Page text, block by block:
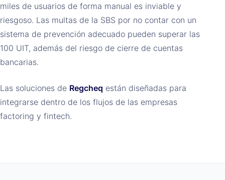
miles de usuarios de forma manual es inviable y
riesgoso. Las multas de la SBS por no contar con un
sistema de prevención adecuado pueden superar las
100 UIT, además del riesgo de cierre de cuentas
bancarias.
Las soluciones de Regcheq están diseñadas para
integrarse dentro de los flujos de las empresas
factoring y fintech.